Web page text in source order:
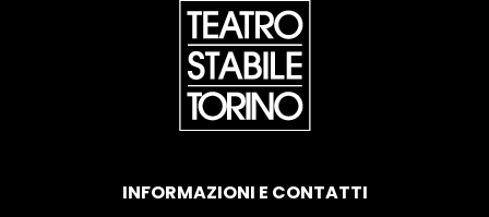
INFORMAZIONI E CONTATTI